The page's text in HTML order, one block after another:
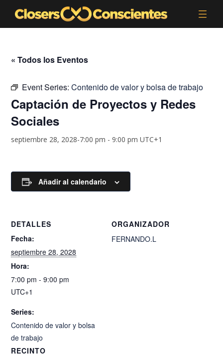
« Todos los Eventos
Event Series:Contenido de valor y bolsa de trabajo
Captación de Proyectos y Redes
Sociales
septiembre 28, 2028-7:00 pm -9:00 pm UTC+1
Añadir al calendario
DETALLES
Fecha:
septiembre 28, 2028
Hora:
7:00 pm - 9:00 pm
UTC+1
Series:
Contenido de valor y bolsa
de trabajo
RECINTO
ORGANIZADOR
FERNANDO.L